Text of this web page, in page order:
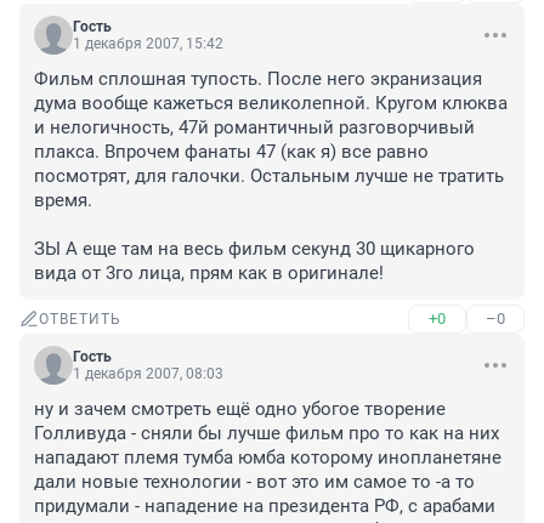
Гость
1 декабря 2007, 15:42
Фильм сплошная тупость. После него экранизация
дума вообще кажеться великолепной. Кругом клюква
и нелогичность, 47й романтичный разговорчивый
плакса. Впрочем фанаты 47 (как я) все равно
посмотрят, для галочки. Остальным лучше не тратить
время.
ЗЫ А еще там на весь фильм секунд 30 щикарного
вида от 3го лица, прям как в оригинале!
ОТВЕТИТЬ +0 –0
Гость
1 декабря 2007, 08:03
ну и зачем смотреть ещё одно убогое творение
Голливуда - сняли бы лучше фильм про то как на них
нападают племя тумба юмба которому инопланетяне
дали новые технологии - вот это им самое то -а то
придумали - нападение на президента РФ, с арабами